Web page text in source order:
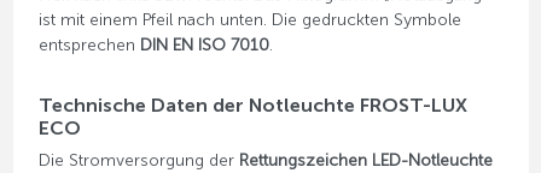
ist mit einem Pfeil nach unten. Die gedruckten Symbole
entsprechen DIN EN ISO 7010.
Technische Daten der Notleuchte FROST-LUX
ECO
Die Stromversorgung der Rettungszeichen LED-Notleuchte